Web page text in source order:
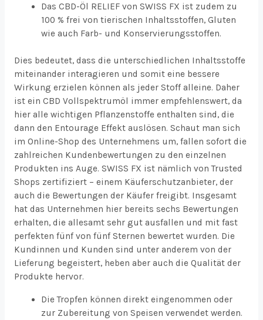
Das CBD-Öl RELIEF von SWISS FX ist zudem zu
100 % frei von tierischen Inhaltsstoffen, Gluten
wie auch Farb- und Konservierungsstoffen.
Dies bedeutet, dass die unterschiedlichen Inhaltsstoffe
miteinander interagieren und somit eine bessere
Wirkung erzielen können als jeder Stoff alleine. Daher
ist ein CBD Vollspektrumöl immer empfehlenswert, da
hier alle wichtigen Pflanzenstoffe enthalten sind, die
dann den Entourage Effekt auslösen. Schaut man sich
im Online-Shop des Unternehmens um, fallen sofort die
zahlreichen Kundenbewertungen zu den einzelnen
Produkten ins Auge. SWISS FX ist nämlich von Trusted
Shops zertifiziert – einem Käuferschutzanbieter, der
auch die Bewertungen der Käufer freigibt. Insgesamt
hat das Unternehmen hier bereits sechs Bewertungen
erhalten, die allesamt sehr gut ausfallen und mit fast
perfekten fünf von fünf Sternen bewertet wurden. Die
Kundinnen und Kunden sind unter anderem von der
Lieferung begeistert, heben aber auch die Qualität der
Produkte hervor.
Die Tropfen können direkt eingenommen oder
zur Zubereitung von Speisen verwendet werden.